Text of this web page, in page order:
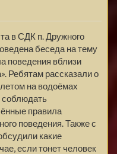
в СДК п. Дружного
беседа на тему
поведения вблизи
Ребятам рассказали о
на водоёмах
соблюдать
правила
поведения. Также с
какие
если тонет человек